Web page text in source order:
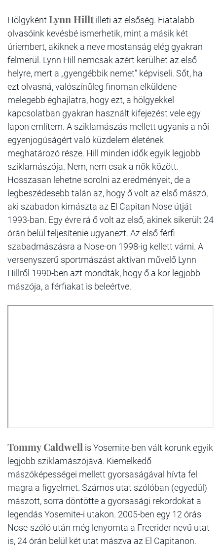
Hölgyként Lynn Hillt illeti az elsőség. Fiatalabb
olvasóink kevésbé ismerhetik, mint a másik két
úriembert, akiknek a neve mostanság elég gyakran
felmerül. Lynn Hill nemcsak azért kerülhet az első
helyre, mert a „gyengébbik nemet” képviseli. Sőt, ha
ezt olvasná, valószínűleg finoman elküldene
melegebb éghajlatra, hogy ezt, a hölgyekkel
kapcsolatban gyakran használt kifejezést vele egy
lapon említem. A sziklamászás mellett ugyanis a női
egyenjogúságért való küzdelem életének
meghatározó része. Hill minden idők egyik legjobb
sziklamászója. Nem, nem csak a nők között.
Hosszasan lehetne sorolni az eredményeit, de a
legbeszédesebb talán az, hogy ő volt az első mászó,
aki szabadon kimászta az El Capitan Nose útját
1993-ban. Egy évre rá ő volt az első, akinek sikerült 24
órán belül teljesítenie ugyanezt. Az első férfi
szabadmászásra a Nose-on 1998-ig kellett várni. A
versenyszerű sportmászást aktívan művelő Lynn
Hillről 1990-ben azt mondták, hogy ő a kor legjobb
mászója, a férfiakat is beleértve.
Tommy Caldwell is Yosemite-ben vált korunk egyik
legjobb sziklamászójává. Kiemelkedő
mászóképességei mellett gyorsaságával hívta fel
magra a figyelmet. Számos utat szólóban (egyedül)
mászott, sorra döntötte a gyorsasági rekordokat a
legendás Yosemite-i utakon. 2005-ben egy 12 órás
Nose-szóló után még lenyomta a Freerider nevű utat
is, 24 órán belül két utat mászva az El Capitanon.